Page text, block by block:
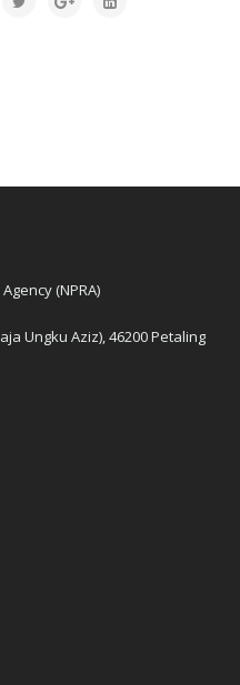
(NPRA)
Ungku Aziz), 46200 Petaling